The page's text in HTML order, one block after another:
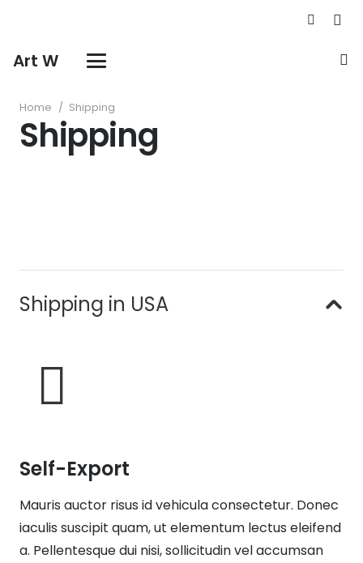
Art W
Home / Shipping
Shipping
Shipping in USA
Self-Export
Mauris auctor risus id vehicula consectetur. Donec
iaculis suscipit quam, ut elementum lectus eleifend
a. Pellentesque dui nisi, sollicitudin vel accumsan